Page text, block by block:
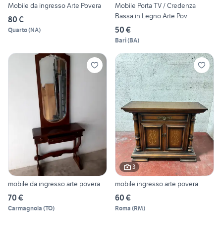
Mobile da ingresso Arte Povera
80 €
Quarto(NA)
Mobile Porta TV / Credenza
Bassa in Legno Arte Pov
50 €
Bari(BA)
mobile da ingresso arte povera
70 €
Carmagnola (TO)
3
mobile ingresso arte povera
60 €
Roma (RM)